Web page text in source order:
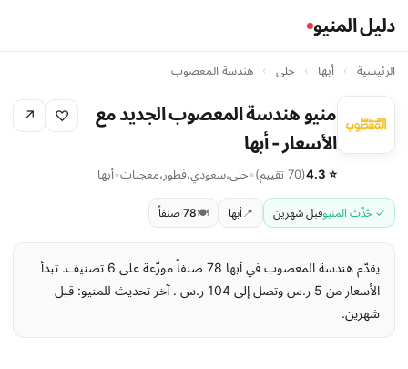
دليل المنيو
الرئيسية › أبها › حلى › هندسة المعصوب
منيو هندسة المعصوب الجديد مع
الأسعار - أبها
⭐ 4.3 (70 تقييم) •حلى،سعودي،فطور،معجنات•أبها
♡
↗
✓ حُدِّث المنيوقبل شهرين 📍أبها 🍽️78 صنفاً
يقدّم هندسة المعصوب في أبها 78 صنفاً موزّعة على 6 تصنيف. تبدأ
الأسعار من 5 ر.س وتصل إلى 104 ر.س . آخر تحديث للمنيو: قبل
شهرين.